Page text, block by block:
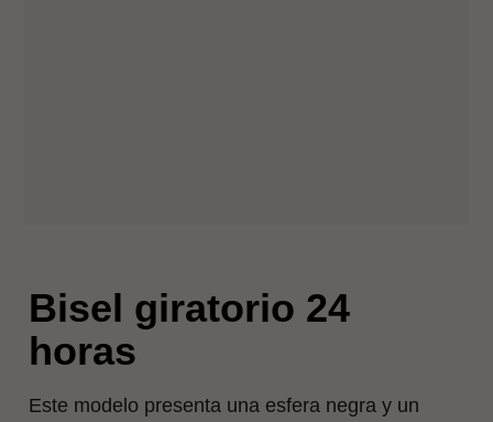
Bisel giratorio 24
horas
Este modelo presenta una esfera negra y un